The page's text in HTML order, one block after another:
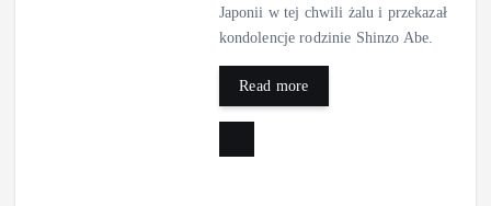
Japonii w tej chwili żalu i przekazał
kondolencje rodzinie Shinzo Abe.
Read more